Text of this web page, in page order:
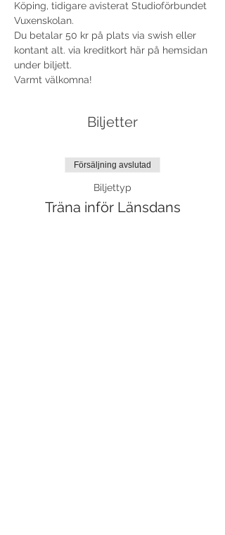
Köping, tidigare avisterat Studioförbundet
Vuxenskolan.
Du betalar 50 kr på plats via swish eller
kontant alt. via kreditkort här på hemsidan
under biljett.
Varmt välkomna!
Biljetter
Försäljning avslutad
Biljettyp
Träna inför Länsdans